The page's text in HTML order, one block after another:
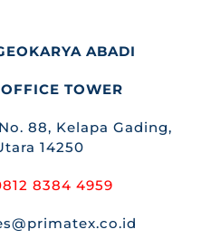
ABADI
TOWER
88, Kelapa Gading,
14250
8384 4959